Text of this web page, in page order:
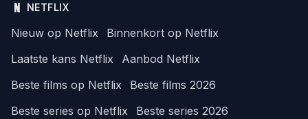
NETFLIX
Nieuw op Netflix
Binnenkort op Netflix
Laatste kans Netflix
Aanbod Netflix
Beste films op Netflix
Beste films 2026
Beste series op Netflix
Beste series 2026